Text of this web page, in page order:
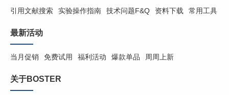
引用文献搜索 实验操作指南 技术问题F&Q 资料下载 常用工具
最新活动
当月促销 免费试用 福利活动 爆款单品 周周上新
关于BOSTER